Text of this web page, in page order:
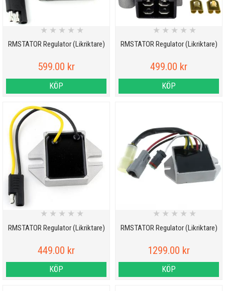
RMSTATOR Regulator (Likriktare)
★ ★ ★ ★ ★
599.00 kr
KÖP
RMSTATOR Regulator (Likriktare)
★ ★ ★ ★ ★
499.00 kr
KÖP
RMSTATOR Regulator (Likriktare)
★ ★ ★ ★ ★
449.00 kr
KÖP
RMSTATOR Regulator (Likriktare)
★ ★ ★ ★ ★
1299.00 kr
KÖP